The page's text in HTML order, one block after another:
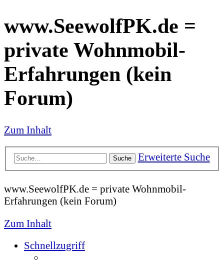
www.SeewolfPK.de =
private Wohnmobil-
Erfahrungen (kein
Forum)
Zum Inhalt
Suche Erweiterte Suche
www.SeewolfPK.de = private Wohnmobil-
Erfahrungen (kein Forum)
Zum Inhalt
Schnellzugriff